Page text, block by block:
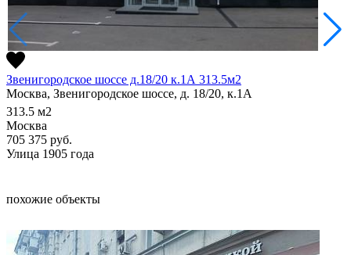
Звенигородское шоссе д.18/20 к.1А 313.5м2
Москва, Звенигородское шоссе, д. 18/20, к.1А
313.5 м2
Москва
705 375 руб.
Улица 1905 года
похожие объекты